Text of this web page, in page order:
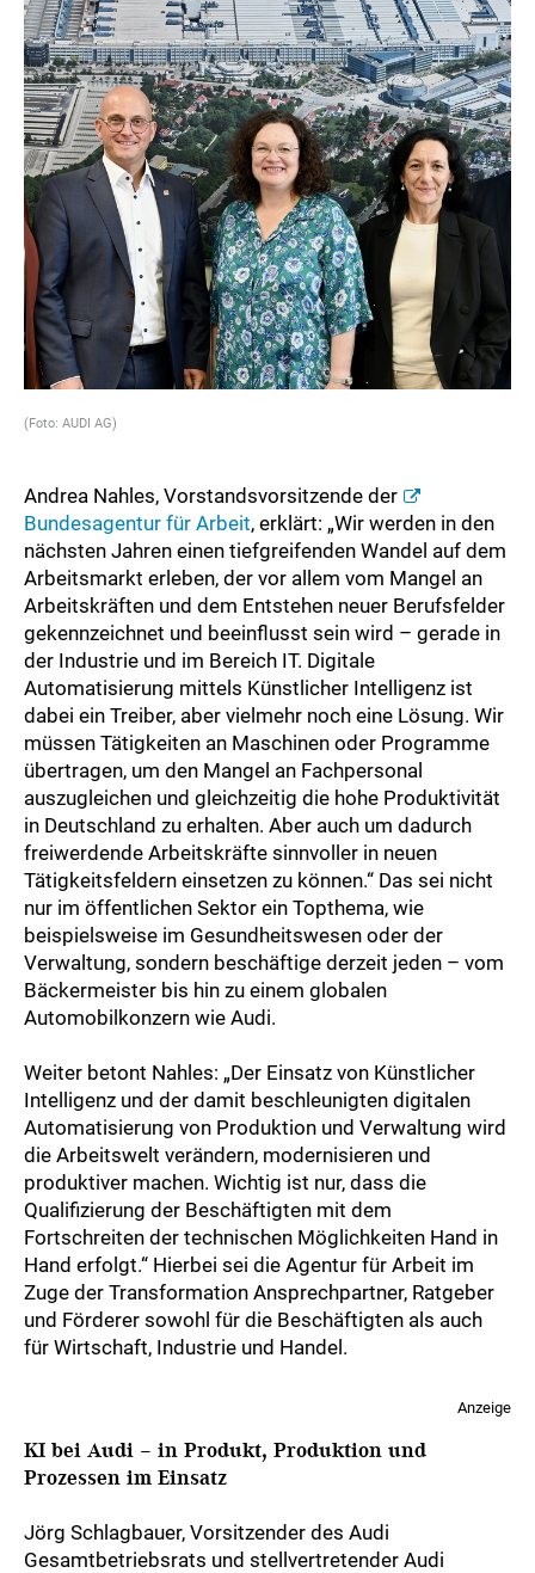
(Foto: AUDI AG)
Andrea Nahles, Vorstandsvorsitzende der
Bundesagentur für Arbeit, erklärt: „Wir werden in den
nächsten Jahren einen tiefgreifenden Wandel auf dem
Arbeitsmarkt erleben, der vor allem vom Mangel an
Arbeitskräften und dem Entstehen neuer Berufsfelder
gekennzeichnet und beeinflusst sein wird – gerade in
der Industrie und im Bereich IT. Digitale
Automatisierung mittels Künstlicher Intelligenz ist
dabei ein Treiber, aber vielmehr noch eine Lösung. Wir
müssen Tätigkeiten an Maschinen oder Programme
übertragen, um den Mangel an Fachpersonal
auszugleichen und gleichzeitig die hohe Produktivität
in Deutschland zu erhalten. Aber auch um dadurch
freiwerdende Arbeitskräfte sinnvoller in neuen
Tätigkeitsfeldern einsetzen zu können.“ Das sei nicht
nur im öffentlichen Sektor ein Topthema, wie
beispielsweise im Gesundheitswesen oder der
Verwaltung, sondern beschäftige derzeit jeden – vom
Bäckermeister bis hin zu einem globalen
Automobilkonzern wie Audi.
Weiter betont Nahles: „Der Einsatz von Künstlicher
Intelligenz und der damit beschleunigten digitalen
Automatisierung von Produktion und Verwaltung wird
die Arbeitswelt verändern, modernisieren und
produktiver machen. Wichtig ist nur, dass die
Qualifizierung der Beschäftigten mit dem
Fortschreiten der technischen Möglichkeiten Hand in
Hand erfolgt.“ Hierbei sei die Agentur für Arbeit im
Zuge der Transformation Ansprechpartner, Ratgeber
und Förderer sowohl für die Beschäftigten als auch
für Wirtschaft, Industrie und Handel.
Anzeige
KI bei Audi – in Produkt, Produktion und
Prozessen im Einsatz
Jörg Schlagbauer, Vorsitzender des Audi
Gesamtbetriebsrats und stellvertretender Audi